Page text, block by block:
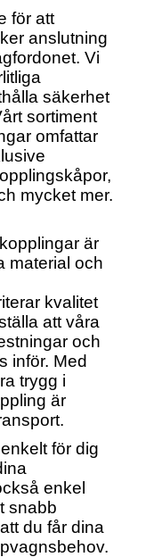
för att
anslutning
Vi
säkerhet
sortiment
omfattar
mycket mer.
är
material och
kvalitet
att våra
och
inför. Med
trygg i
är
för dig
enkel
snabb
du får dina